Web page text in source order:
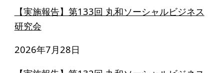
お手続き
ニュース・コラム
【実施報告】第133回 丸和ソーシャルビジネス
研究会
2026年7月28日